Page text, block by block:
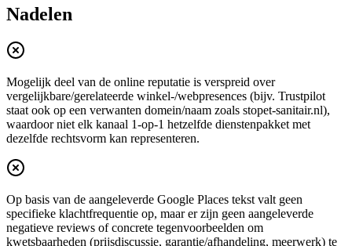
Nadelen
Mogelijk deel van de online reputatie is verspreid over
vergelijkbare/gerelateerde winkel-/webpresences (bijv. Trustpilot
staat ook op een verwanten domein/naam zoals stopet-sanitair.nl),
waardoor niet elk kanaal 1-op-1 hetzelfde dienstenpakket met
dezelfde rechtsvorm kan representeren.
Op basis van de aangeleverde Google Places tekst valt geen
specifieke klachtfrequentie op, maar er zijn geen aangeleverde
negatieve reviews of concrete tegenvoorbeelden om
kwetsbaarheden (prijsdiscussie, garantie/afhandeling, meerwerk) te